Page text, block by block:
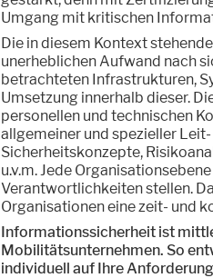
Umgang mit kritischen
Die in diesem Kontext
unerheblichen Aufwand nach
betrachteten Infrastrukturen,
Umsetzung innerhalb dieser.
personellen und technischen
allgemeiner und spezieller
Sicherheitskonzepte,
u.v.m. Jede
Verantwortlichkeiten stellen.
Organisationen eine zeit- und
Informationssicherheit ist
Mobilitätsunternehmen. So
individuell auf Ihre